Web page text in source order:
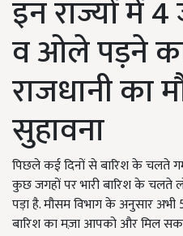
इन राज्यों में
व ओले पड़ने
राजधानी का
सुहावना
पिछले कई दिनों से बारिश के चलते
कुछ जगहों पर भारी बारिश के चलते
पड़ा है. मौसम विभाग के अनुसार अभी
बारिश का मज़ा आपको और मिल